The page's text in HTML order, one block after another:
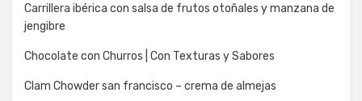
Carrillera ibérica con salsa de frutos otoñales y manzana de
jengibre
Chocolate con Churros | Con Texturas y Sabores
Clam Chowder san francisco – crema de almejas